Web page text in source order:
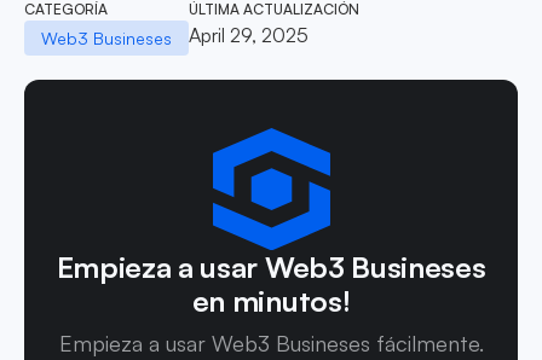
CATEGORÍA
Web3 Busineses
ÚLTIMA ACTUALIZACIÓN
April 29, 2025
Empieza a usar Web3 Busineses
en minutos!
Empieza a usar Web3 Busineses fácilmente.